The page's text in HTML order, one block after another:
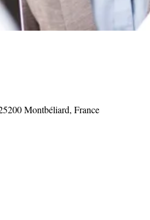
Montbéliard, France